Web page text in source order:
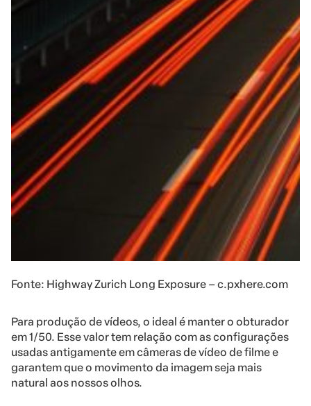
Fonte: Highway Zurich Long Exposure – c.pxhere.com
Para produção de vídeos, o ideal é manter o obturador
em 1/50. Esse valor tem relação com as configurações
usadas antigamente em câmeras de vídeo de filme e
garantem que o movimento da imagem seja mais
natural aos nossos olhos.